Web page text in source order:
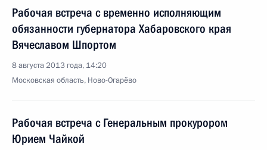
Рабочая встреча с временно исполняющим
обязанности губернатора Хабаровского края
Вячеславом Шпортом
8 августа 2013 года, 14:20
Московская область, Ново-Огарёво
Рабочая встреча с Генеральным прокурором
Юрием Чайкой